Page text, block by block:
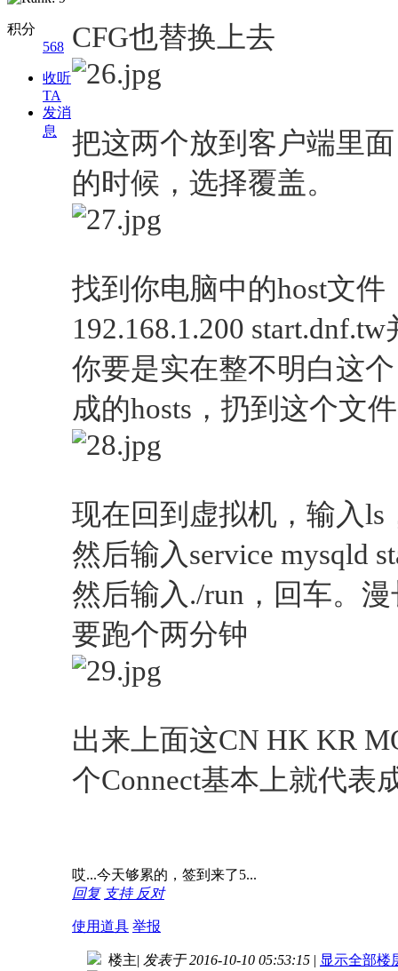
积分
568
收听
TA
发消
息
CFG也替换上去
把这两个放到客户端里
的时候，选择覆盖。
找到你电脑中的host文
192.168.1.200
你要是实在整不明白这
成的hosts，扔到这个文
现在回到虚拟机，输入
然后输入service mysqld
然后输入./run，回车。
要跑个两分钟
出来上面这CN HK KR
个Connect基本上就代表
哎...今天够累的，签到来了5...
回复 支持 反对
使用道具 举报
楼主| 发表于 2016-10-10 05:53:15 | 显示全部楼